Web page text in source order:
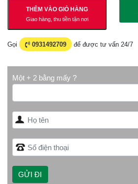
THÊM VÀO GIỎ HÀNG
Giao hàng, thu tiền tận nơi
Gọi 0931492709 để được tư vấn 24/7
Một + 2 bằng mấy ?